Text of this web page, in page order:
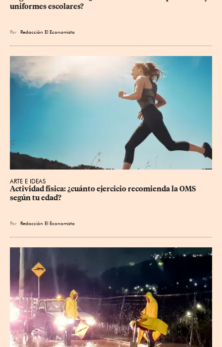
uniformes escolares?
Por Redacción El Economista
ARTE E IDEAS
Actividad física: ¿cuánto ejercicio recomienda la OMS
según tu edad?
Por Redacción El Economista